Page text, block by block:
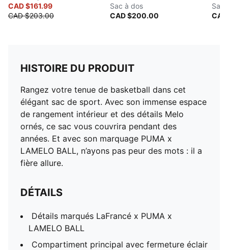
CAD $161.99
CAD $203.00
Sac à dos
CAD $200.00
HISTOIRE DU PRODUIT
Rangez votre tenue de basketball dans cet
élégant sac de sport. Avec son immense espace
de rangement intérieur et des détails Melo
ornés, ce sac vous couvrira pendant des
années. Et avec son marquage PUMA x
LAMELO BALL, n’ayons pas peur des mots : il a
fière allure.
DÉTAILS
Détails marqués LaFrancé x PUMA x
LAMELO BALL
Compartiment principal avec fermeture éclair